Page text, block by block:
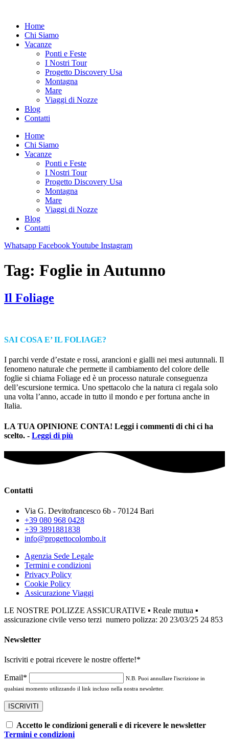
contenutoHome
Chi Siamo
Vacanze
Ponti e Feste
I Nostri Tour
Progetto Discovery Usa
Montagna
Mare
Viaggi di Nozze
Blog
Contatti
Home
Chi Siamo
Vacanze
Ponti e Feste
I Nostri Tour
Progetto Discovery Usa
Montagna
Mare
Viaggi di Nozze
Blog
Contatti
Whatsapp FacebookYoutube Instagram
Tag: Foglie in Autunno
Il Foliage
SAI COSA E’ IL FOLIAGE?
I parchi verde d’estate e rossi, arancioni e gialli nei mesi autunnali. Il
fenomeno naturale che permette il cambiamento del colore delle
foglie si chiama Foliage ed è un processo naturale conseguenza
dell’escursione termica. Uno spettacolo che la natura ci regala solo
una volta l’anno, accade in tutto il mondo e per fortuna anche in
Italia.
LA TUA OPINIONE CONTA! Leggi i commenti di chi ci ha
scelto. - Leggi di più
Contatti
Via G. Devitofrancesco 6b - 70124 Bari
+39 080 968 0428
+39 3891881838
info@progettocolombo.it
Agenzia Sede Legale
Termini e condizioni
Privacy Policy
Cookie Policy
Assicurazione Viaggi
LE NOSTRE POLIZZE ASSICURATIVE ▪ Reale mutua ▪
assicurazione civile verso terzi numero polizza: 20 23/03/25 24 853
Newsletter
Iscriviti e potrai ricevere le nostre offerte!*
Email*
N.B. Puoi annullare l'iscrizione in
qualsiasi momento utilizzando il link incluso nella nostra newsletter.
Accetto le condizioni generali e di ricevere le newsletter
Termini e condizioni